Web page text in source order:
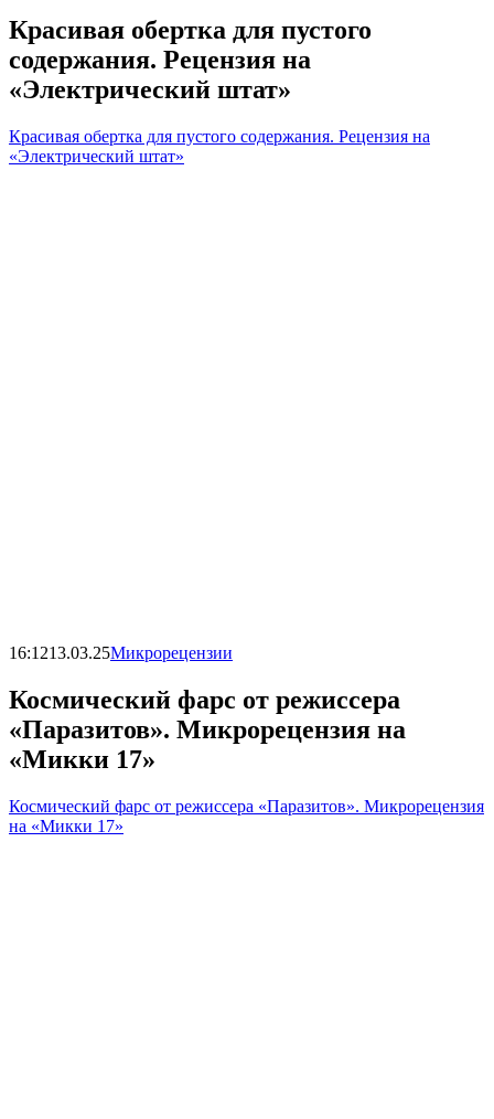
Красивая обертка для пустого
содержания. Рецензия на
«Электрический штат»
Красивая обертка для пустого содержания. Рецензия на
«Электрический штат»
16:1213.03.25Микрорецензии
Космический фарс от режиссера
«Паразитов». Микрорецензия на
«Микки 17»
Космический фарс от режиссера «Паразитов». Микрорецензия
на «Микки 17»